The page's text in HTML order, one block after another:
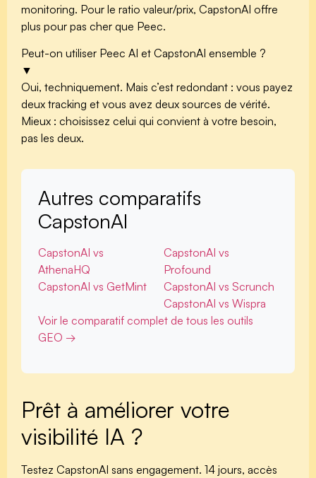
monitoring. Pour le ratio valeur/prix, CapstonAI offre
plus pour pas cher que Peec.
Peut-on utiliser Peec AI et CapstonAI ensemble ?
▼
Oui, techniquement. Mais c’est redondant : vous payez
deux tracking et vous avez deux sources de vérité.
Mieux : choisissez celui qui convient à votre besoin,
pas les deux.
Autres comparatifs
CapstonAI
CapstonAI vs
AthenaHQ
CapstonAI vs GetMint
CapstonAI vs
Profound
CapstonAI vs Scrunch
CapstonAI vs Wispra
Voir le comparatif complet de tous les outils
GEO →
Prêt à améliorer votre
visibilité IA ?
Testez CapstonAI sans engagement. 14 jours, accès